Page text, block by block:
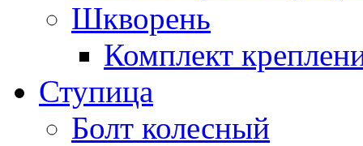
Шкворень
Комплект
Ступица
Болт колесный